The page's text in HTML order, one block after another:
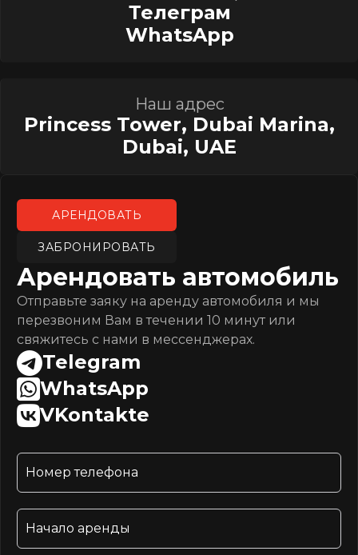
Телеграм
WhatsApp
Наш адрес
Princess Tower, Dubai Marina,
Dubai, UAE
АРЕНДОВАТЬ
ЗАБРОНИРОВАТЬ
Арендовать автомобиль
Отправьте заяку на аренду автомобиля и мы
перезвоним Вам в течении 10 минут или
свяжитесь с нами в мессенджерах.
Telegram
WhatsApp
VKontakte